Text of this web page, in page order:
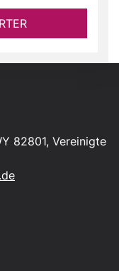
82801, Vereinigte